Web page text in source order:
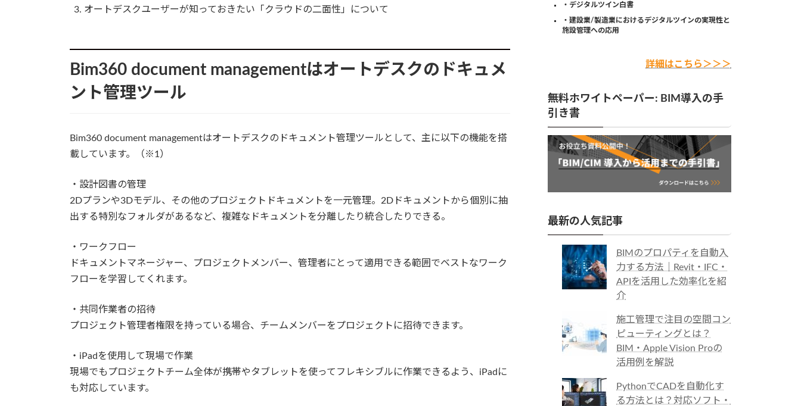
オートデスクユーザーが知っておきたい「クラウドの二面性」について
Bim360 document managementはオートデスクのドキュメ
ント管理ツール
Bim360 document managementはオートデスクのドキュメント管理ツールとして、主に以下の機能を搭
載しています。（※1）
・設計図書の管理
2Dプランや3Dモデル、その他のプロジェクトドキュメントを一元管理。2Dドキュメントから個別に抽
出する特別なフォルダがあるなど、複雑なドキュメントを分離したり統合したりできる。
・ワークフロー
ドキュメントマネージャー、プロジェクトメンバー、管理者にとって適用できる範囲でベストなワーク
フローを学習してくれます。
・共同作業者の招待
プロジェクト管理者権限を持っている場合、チームメンバーをプロジェクトに招待できます。
・iPadを使用して現場で作業
現場でもプロジェクトチーム全体が携帯やタブレットを使ってフレキシブルに作業できるよう、iPadに
も対応しています。
・デジタルツイン白書
・建設業/製造業におけるデジタルツインの実現性と
施設管理への応用
詳細はこちら＞＞＞
無料ホワイトペーパー: BIM導入の手
引き書
最新の人気記事
BIMのプロパティを自動入
力する方法｜Revit・IFC・
APIを活用した効率化を紹
介
施工管理で注目の空間コン
ピューティングとは？
BIM・Apple Vision Proの
活用例を解説
PythonでCADを自動化す
る方法とは？対応ソフト・